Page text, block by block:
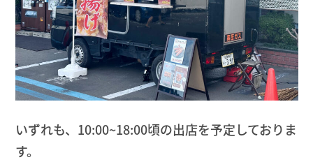
いずれも、10:00~18:00頃の出店を予定しておりま
す。